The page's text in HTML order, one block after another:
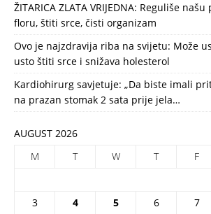
ŽITARICA ZLATA VRIJEDNA: Reguliše
floru, štiti srce, čisti organizam
Ovo je najzdravija riba na svijetu: Može
usto štiti srce i snižava holesterol
Kardiohirurg savjetuje: „Da biste imali
na prazan stomak 2 sata prije jela…
AUGUST 2026
M
T W T F
3
4 5 6 7